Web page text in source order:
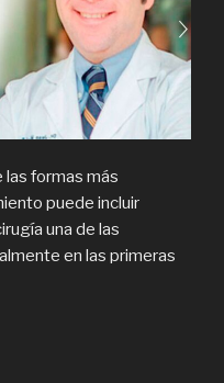
las formas más
puede incluir
una de las
en las primeras